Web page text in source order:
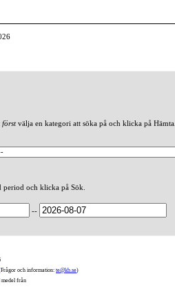
förstvälja en kategori att söka på och klicka på Hämta.
och klicka på Sök.
--
och information: te@kb.se)
medel från